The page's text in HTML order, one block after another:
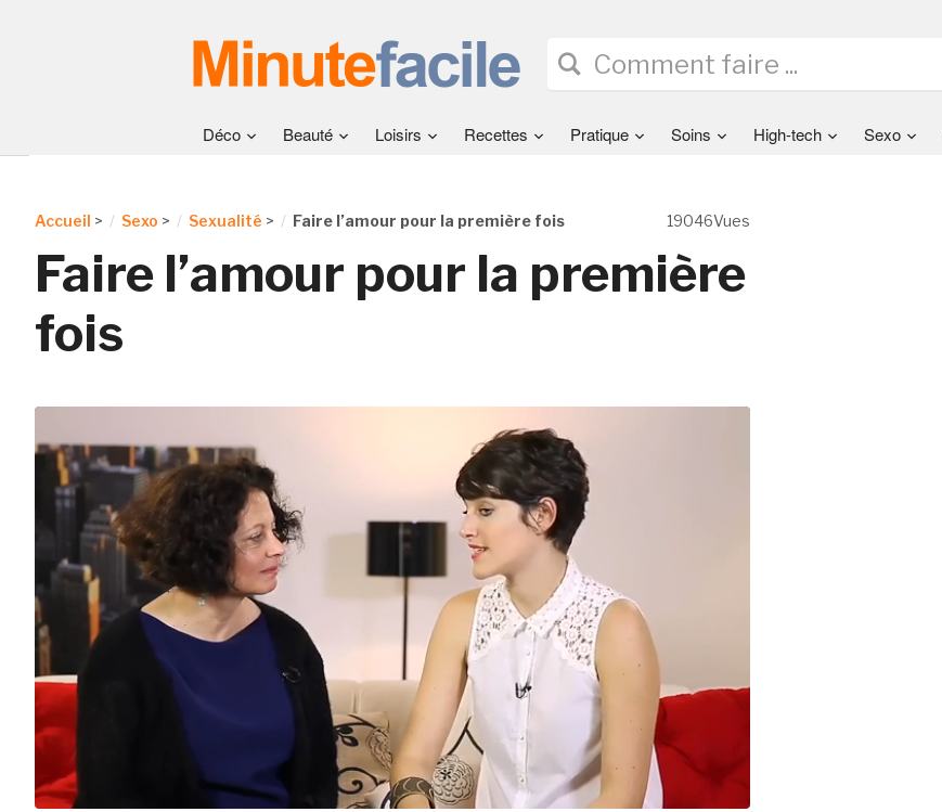
Déco Beauté Loisirs Recettes Pratique Soins High-tech Sexo
19046Vues
Accueil > Sexo > Sexualité > Faire l’amour pour la première fois
Faire l’amour pour la première
fois